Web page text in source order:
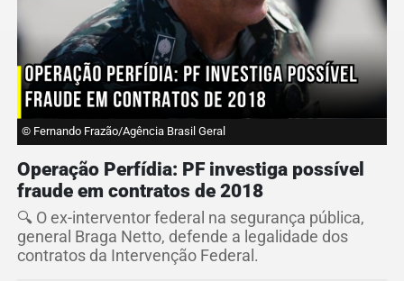
© Fernando Frazão/Agência Brasil Geral
Operação Perfídia: PF investiga possível
fraude em contratos de 2018
🔍 O ex-interventor federal na segurança pública,
general Braga Netto, defende a legalidade dos
contratos da Intervenção Federal.